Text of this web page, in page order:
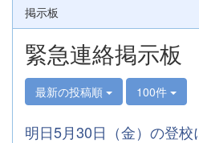
掲示板
緊急連絡掲示板
最新の投稿順 100件
明日5月30日（金）の登校